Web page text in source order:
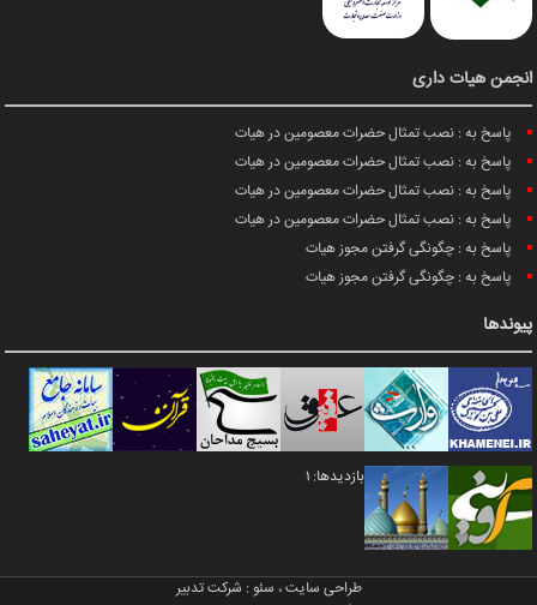
انجمن هیات داری
پاسخ به : نصب تمثال حضرات معصومین در هیات
پاسخ به : نصب تمثال حضرات معصومین در هیات
پاسخ به : نصب تمثال حضرات معصومین در هیات
پاسخ به : نصب تمثال حضرات معصومین در هیات
پاسخ به : چگونگی گرفتن مجوز هیات
پاسخ به : چگونگی گرفتن مجوز هیات
پیوندها
بازدیدها: 1
طراحی سایت، سئو : شرکت تدبیر